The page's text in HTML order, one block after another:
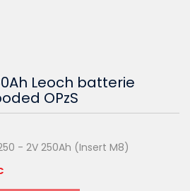
Leoch batterie
OPzS
- 2V 250Ah (Insert M8)